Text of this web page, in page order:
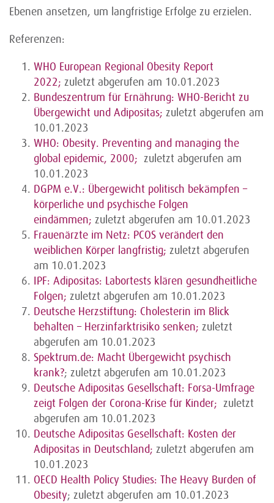
Ebenen ansetzen, um langfristige Erfolge zu erzielen.
Referenzen:
WHO European Regional Obesity Report
2022; zuletzt abgerufen am 10.01.2023
Bundeszentrum für Ernährung: WHO-Bericht zu
Übergewicht und Adipositas; zuletzt abgerufen am
10.01.2023
WHO: Obesity. Preventing and managing the
global epidemic, 2000; zuletzt abgerufen am
10.01.2023
DGPM e.V.: Übergewicht politisch bekämpfen –
körperliche und psychische Folgen
eindämmen; zuletzt abgerufen am 10.01.2023
Frauenärzte im Netz: PCOS verändert den
weiblichen Körper langfristig; zuletzt abgerufen
am 10.01.2023
IPF: Adipositas: Labortests klären gesundheitliche
Folgen; zuletzt abgerufen am 10.01.2023
Deutsche Herzstiftung: Cholesterin im Blick
behalten – Herzinfarktrisiko senken; zuletzt
abgerufen am 10.01.2023
Spektrum.de: Macht Übergewicht psychisch
krank?; zuletzt abgerufen am 10.01.2023
Deutsche Adipositas Gesellschaft: Forsa-Umfrage
zeigt Folgen der Corona-Krise für Kinder; zuletzt
abgerufen am 10.01.2023
Deutsche Adipositas Gesellschaft: Kosten der
Adipositas in Deutschland; zuletzt abgerufen am
10.01.2023
OECD Health Policy Studies: The Heavy Burden of
Obesity; zuletzt abgerufen am 10.01.2023